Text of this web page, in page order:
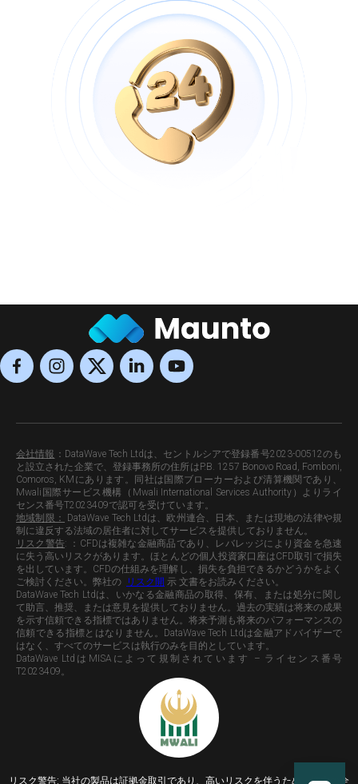
会社情報 ： DataWave Tech Ltdは、セントルシアで登録番号2023-00512のも
と設立された企業で、登録事務所の住所はP.B. 1257 Bonovo Road, Fomboni,
Comoros, KMにあります。同社は国際ブローカーおよび清算機関であり、
Mwali国際サービス機構（Mwali International Services Authority）よりライ
センス番号T2023409で認可を受けています。
地域制限：
DataWave Tech Ltdは、欧州連合、日本、または現地の法律や規
制に違反する法域の居住者に対してサービスを提供しておりません。
リスク警告: ：CFDは複雑な金融商品であり、レバレッジにより資金を急速
に失う高いリスクがあります。ほとんどの個人投資家口座はCFD取引で損失
を出しています。CFDの仕組みを理解し、損失を負担できるかどうかをよく
ご検討ください。弊社の リスク開 示 文書をお読みください。
DataWave Tech Ltdは、いかなる金融商品の取得、保有、または処分に関し
て助言、推奨、または意見を提供しておりません。過去の実績は将来の成果
を示す信頼できる指標ではありません。将来予測も将来のパフォーマンスの
信頼できる指標とはなりません。DataWave Tech Ltdは金融アドバイザーで
はなく、すべてのサービスは執行のみを目的としています。
DataWave LtdはMISAによって規制されています – ライセンス番号
T2023409。
リスク警告: 当社の製品は証拠金取引であり、高いリスクを伴うため、資本の全